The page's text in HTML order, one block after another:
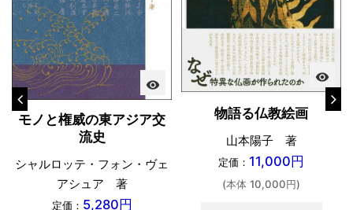
visibility
モノと権威の東アジア交
流史
シャルロッテ・フォン・ヴェ
アシュア 著
定価： 5,280円
visibility
物語る仏教絵画
山本陽子 著
定価： 11,000円
(本体 10,000円)